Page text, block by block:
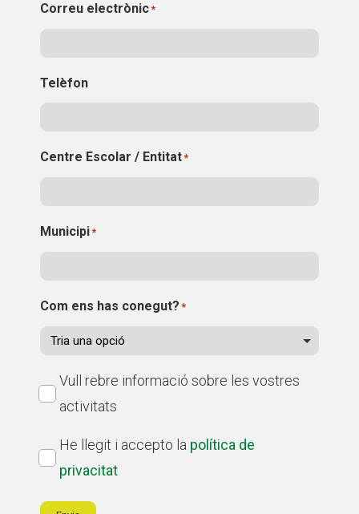
Correu electrònic*
Telèfon
Centre Escolar / Entitat*
Municipi*
Com ens has conegut? *
Subscriu-
te
nostre
butlletí
Vull rebre informació sobre les vostres
activitats
Política
de
He llegit i accepto la política de
privacitat